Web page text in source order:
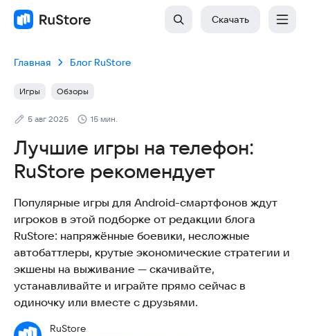
Скачать
Главная Блог RuStore
Игры Обзоры
5 авг 2025 15 мин.
Лучшие игры на телефон:
RuStore рекомендует
Популярные игры для Android-смартфонов ждут
игроков в этой подборке от редакции блога
RuStore: напряжённые боевики, несложные
автобаттлеры, крутые экономические стратегии и
экшены на выживание — скачивайте,
устанавливайте и играйте прямо сейчас в
одиночку или вместе с друзьями.
RuStore